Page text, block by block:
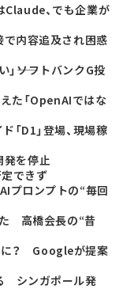
Claude、でも企業が
で内容追及され困惑
――ソフトバンクG投
た「OpenAIではな
「D1」登場、現場稼
発を停止
できず
プロンプトの“毎回
高橋会長の“昔
に？ Googleが提案
シンガポール発